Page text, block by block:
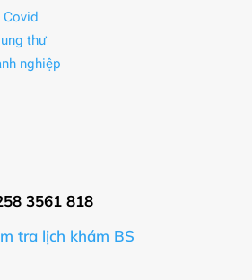
Covid
thư
nghiệp
3561 818
tra lịch khám BS